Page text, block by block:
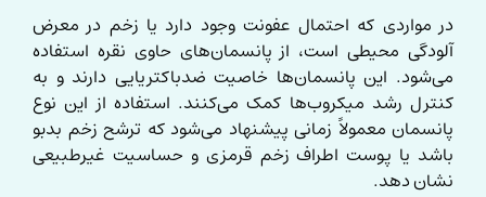
در مواردی که احتمال عفونت وجود دارد یا زخم در معرض
آلودگی محیطی است، از پانسمان‌های حاوی نقره استفاده
می‌شود. این پانسمان‌ها خاصیت ضدباکتریایی دارند و به
کنترل رشد میکروب‌ها کمک می‌کنند. استفاده از این نوع
پانسمان معمولاً زمانی پیشنهاد می‌شود که ترشح زخم بدبو
باشد یا پوست اطراف زخم قرمزی و حساسیت غیرطبیعی
نشان دهد.